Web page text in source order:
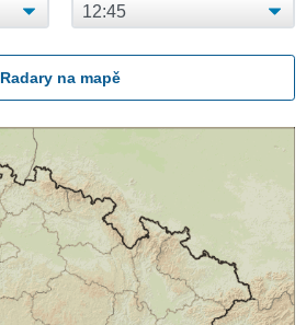
Radary na mapě